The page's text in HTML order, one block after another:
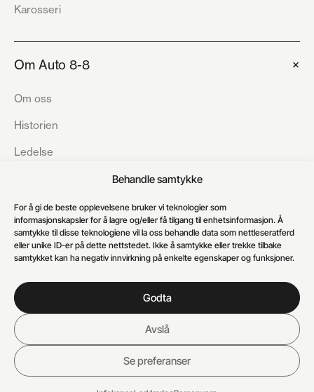
Behandle samtykke
For å gi de beste opplevelsene bruker vi teknologier som
informasjonskapsler for å lagre og/eller få tilgang til enhetsinformasjon. Å
samtykke til disse teknologiene vil la oss behandle data som nettleseratferd
eller unike ID-er på dette nettstedet. Ikke å samtykke eller trekke tilbake
samtykket kan ha negativ innvirkning på enkelte egenskaper og funksjoner.
Godta
Avslå
Se preferanser
Karosseri
Om Auto 8-8 +
Om oss
Historien
Ledelse
Åpenhetsloven
Karriere
Kundesenter
Personvern Informasjonskapsler© 2026 Auto 8-8 AS